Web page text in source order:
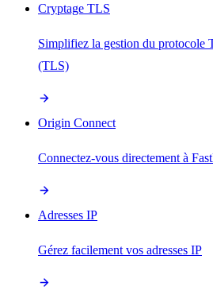
Cryptage TLS
Simplifiez la gestion du protocole
(TLS)
Origin Connect
Connectez-vous directement à
Adresses IP
Gérez facilement vos adresses IP